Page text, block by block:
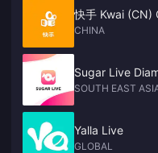
快手 Kwai (CN)
CHINA
Sugar Live
SOUTH EAST
Yalla Live
GLOBAL